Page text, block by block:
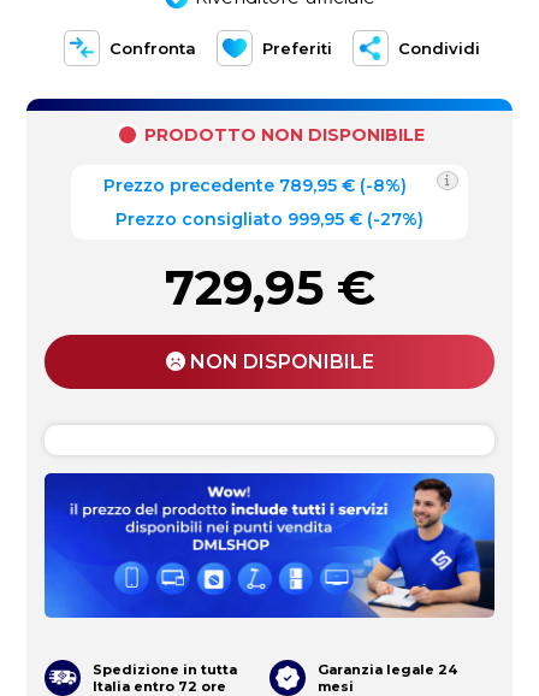
Confronta Preferiti Condividi
PRODOTTO NON DISPONIBILE
Prezzo precedente 789,95 € (-8%)
Prezzo consigliato 999,95 € (-27%)
729,95 €
NON DISPONIBILE
Spedizione in tutta
Italia entro 72 ore
Garanzia legale 24
mesi